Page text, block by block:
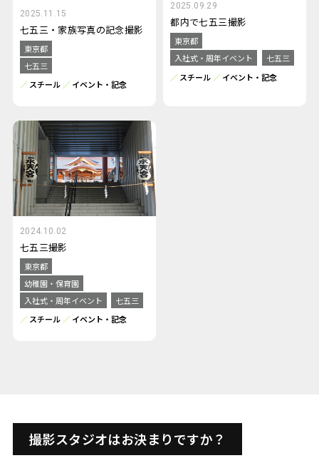
2025.11.15
七五三・家族写真の記念撮影
東京都
七五三
スチール
イベント・記念
2025.09.29
都内で七五三撮影
東京都
入社式・周年イベント
七五三
スチール
イベント・記念
2024.10.02
七五三撮影
東京都
幼稚園・保育園
入社式・周年イベント
七五三
スチール
イベント・記念
撮影スタジオはお決まりですか？